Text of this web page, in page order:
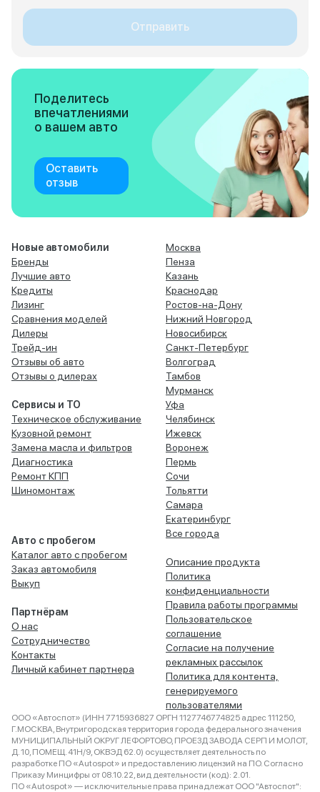
Отправить
Поделитесь
впечатлениями
о вашем авто
Оставить
отзыв
Новые автомобили
Бренды
Лучшие авто
Кредиты
Лизинг
Сравнения моделей
Дилеры
Трейд-ин
Отзывы об авто
Отзывы о дилерах
Сервисы и ТО
Техническое обслуживание
Кузовной ремонт
Замена масла и фильтров
Диагностика
Ремонт КПП
Шиномонтаж
Авто с пробегом
Каталог авто с пробегом
Заказ автомобиля
Выкуп
Партнёрам
О нас
Сотрудничество
Контакты
Личный кабинет партнера
Москва
Пенза
Казань
Краснодар
Ростов-на-Дону
Нижний Новгород
Новосибирск
Санкт-Петербург
Волгоград
Тамбов
Мурманск
Уфа
Челябинск
Ижевск
Воронеж
Пермь
Сочи
Тольятти
Самара
Екатеринбург
Все города
Описание продукта
Политика
конфиденциальности
Правила работы программы
Пользовательское
соглашение
Согласие на получение
рекламных рассылок
Политика для контента,
генерируемого
пользователями
ООО «Автоспот» (ИНН 7715936827 ОРГН 1127746774825 адрес 111250,
Г.МОСКВА, Внутригородская территория города федерального значения
МУНИЦИПАЛЬНЫЙ ОКРУГ ЛЕФОРТОВО, ПРОЕЗД ЗАВОДА СЕРП И МОЛОТ,
Д. 10, ПОМЕЩ. 41Н/9, ОКВЭД 62.0) осуществляет деятельность по
разработке ПО «Autospot» и предоставлению лицензий на ПО. Согласно
Приказу Минцифры от 08.10.22, вид деятельности (код): 2.01.
ПО «Autospot» — исключительные права принадлежат ООО "Автоспот":